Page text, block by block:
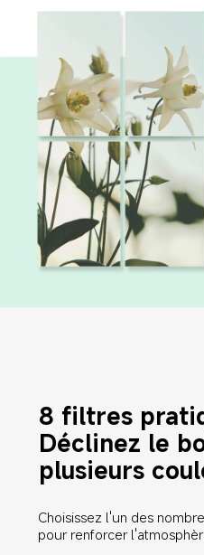
8 filtres
Déclinez le
plusieurs
Choisissez l'un des
pour renforcer